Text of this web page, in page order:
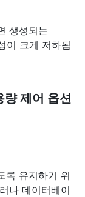
생성되는
이 크게 저하됩
제어 옵션
록 유지하기 위
나 데이터베이